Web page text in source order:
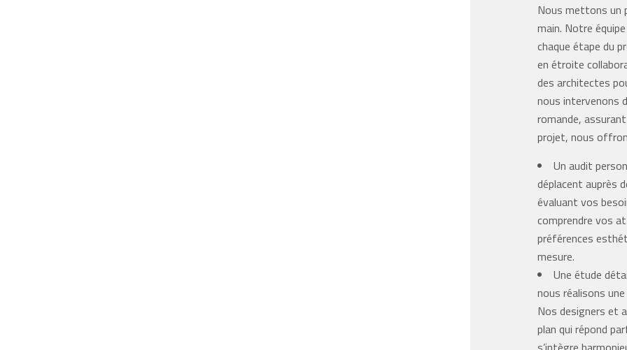
Nous mettons un
main. Notre
chaque étape du
en étroite
des architectes
nous intervenons
romande,
projet, nous
Un audit
déplacent auprès
évaluant vos
comprendre vos
préférences
mesure.
Une étude
nous réalisons
Nos designers et
plan qui répond